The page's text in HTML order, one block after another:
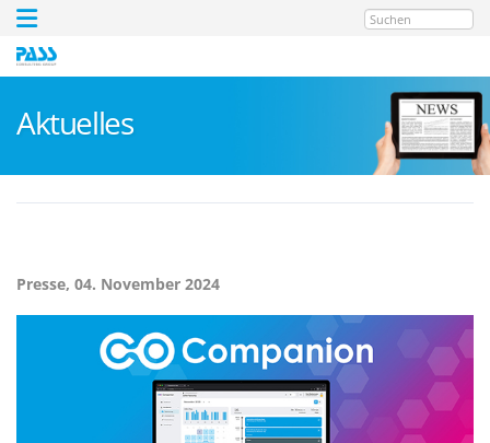
Suchen
Aktuelles
Presse, 04. November 2024